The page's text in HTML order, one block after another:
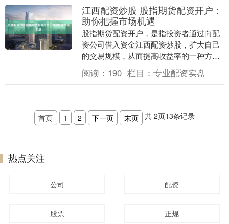
江西配资炒股 股指期货配资开户：
助你把握市场机遇
股指期货配资开户，是指投资者通过向配
资公司借入资金江西配资炒股，扩大自己
的交易规模，从而提高收益率的一种方
式。配资开户可以帮助投资者把握市场机
遇，放大收益，但同....
阅读： 190 栏目： 专业配资实盘
首页 1 2 下一页 末页 共 2页13条记录
热点关注
公司 配资
股票 正规